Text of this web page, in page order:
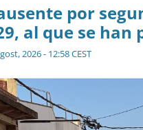
por
al que se
2026 - 12:58 CEST